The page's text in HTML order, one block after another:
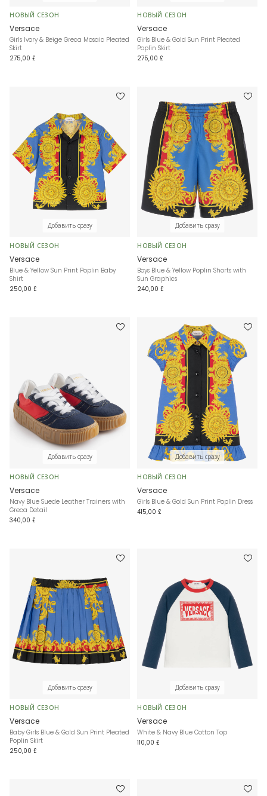
НОВЫЙ СЕЗОН
Versace
Girls Ivory & Beige Greca Mosaic Pleated
Skirt
275,00 £
НОВЫЙ СЕЗОН
Versace
Girls Blue & Gold Sun Print Pleated
Poplin Skirt
275,00 £
Добавить сразу
НОВЫЙ СЕЗОН
Versace
Blue & Yellow Sun Print Poplin Baby
Shirt
250,00 £
Добавить сразу
НОВЫЙ СЕЗОН
Versace
Boys Blue & Yellow Poplin Shorts with
Sun Graphics
240,00 £
Добавить сразу
НОВЫЙ СЕЗОН
Versace
Navy Blue Suede Leather Trainers with
Greca Detail
340,00 £
Добавить сразу
НОВЫЙ СЕЗОН
Versace
Girls Blue & Gold Sun Print Poplin Dress
415,00 £
Добавить сразу
НОВЫЙ СЕЗОН
Versace
Baby Girls Blue & Gold Sun Print Pleated
Poplin Skirt
250,00 £
Добавить сразу
НОВЫЙ СЕЗОН
Versace
White & Navy Blue Cotton Top
110,00 £